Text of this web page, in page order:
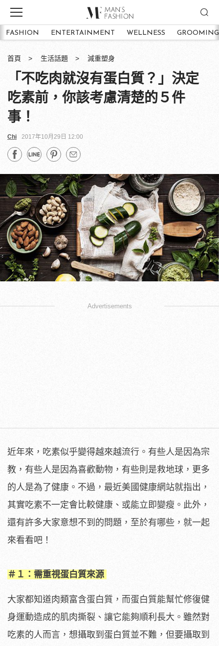
FASHION ENTERTAINMENT WELLNESS GROOMING
首頁 生活話題 減重塑身
「不吃肉就沒有蛋白質？」決定
吃素前，你該考慮清楚的５件
事！
Chi 2017年10月29日 12:00
Advertisements
近年來，吃素似乎變得越來越流行。有些人是因為宗
教，有些人是因為喜歡動物，有些則是救地球，更多
的人是為了健康。不過，最近美國健康網站就指出，
其實吃素不一定會比較健康、或能立即變瘦。此外，
還有許多大家意想不到的問題，至於有哪些，就一起
來看看吧！
＃１：需重視蛋白質來源
大家都知道肉類富含蛋白質，而蛋白質能幫忙修復健
身運動造成的肌肉撕裂、讓它能夠順利長大。雖然對
吃素的人而言，想攝取到蛋白質並不難，但要攝取到